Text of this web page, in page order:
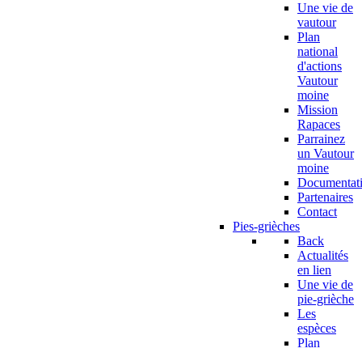
Une vie de
vautour
Plan
national
d'actions
Vautour
moine
Mission
Rapaces
Parrainez
un Vautour
moine
Partenaires
Contact
Pies-grièches
Back
Actualités
en lien
Une vie de
pie-grièche
Les
espèces
Plan